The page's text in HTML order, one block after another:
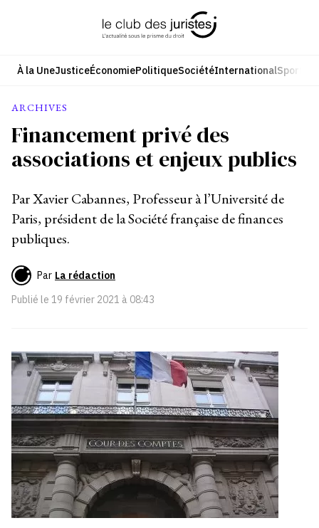
À la UneJusticeÉconomiePolitiqueSociétéInternationalSport
ARCHIVES
Financement privé des
associations et enjeux publics
Par Xavier Cabannes, Professeur à l’Université de
Paris, président de la Société française de finances
publiques.
Par La rédaction
Publié le 19 février 2021 à 08:43